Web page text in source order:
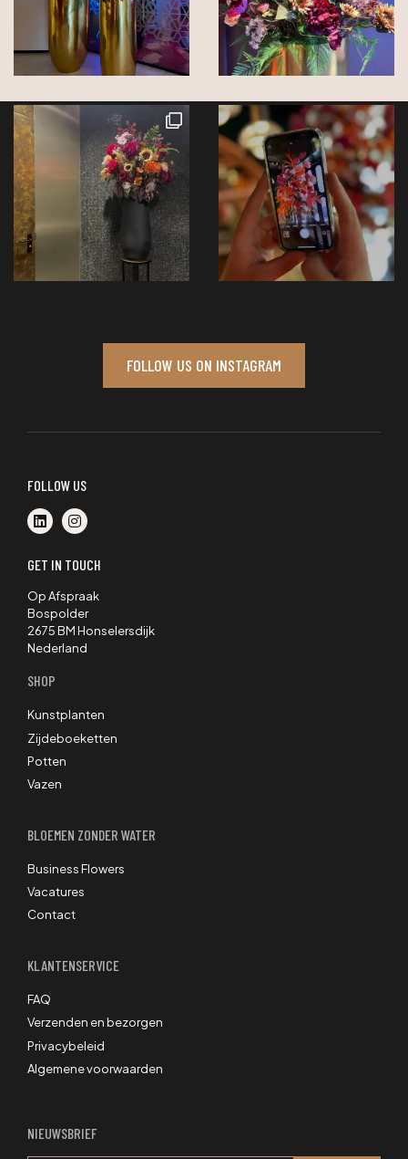
FOLLOW US ON INSTAGRAM
FOLLOW US
GET IN TOUCH
Op Afspraak
Bospolder
2675 BM Honselersdijk
Nederland
SHOP
Kunstplanten
Zijdeboeketten
Potten
Vazen
BLOEMEN ZONDER WATER
Business Flowers
Vacatures
Contact
KLANTENSERVICE
FAQ
Verzenden en bezorgen
Privacybeleid
Algemene voorwaarden
NIEUWSBRIEF